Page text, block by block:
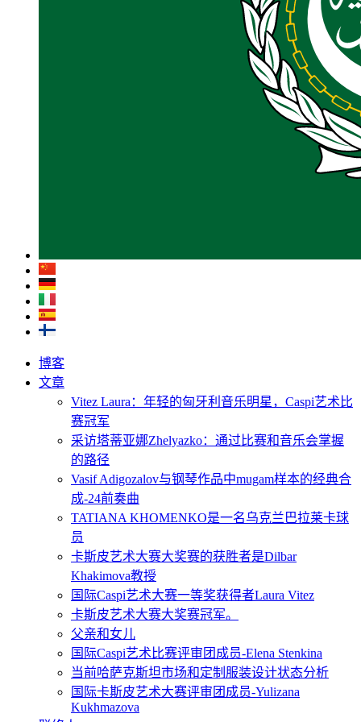
博客
文章
Vitez Laura：年轻的匈牙利音乐明星，Caspi艺术比
赛冠军
采访塔蒂亚娜Zhelyazko：通过比赛和音乐会掌握
的路径
Vasif Adigozalov与钢琴作品中mugam样本的经典合
成-24前奏曲
TATIANA KHOMENKO是一名乌克兰巴拉莱卡球
员
卡斯皮艺术大赛大奖赛的获胜者是Dilbar
Khakimova教授
国际Caspi艺术大赛一等奖获得者Laura Vitez
卡斯皮艺术大赛大奖赛冠军。
父亲和女儿
国际Caspi艺术比赛评审团成员-Elena Stenkina
当前哈萨克斯坦市场和定制服装设计状态分析
国际卡斯皮艺术大赛评审团成员-Yulizana
Kukhmazova